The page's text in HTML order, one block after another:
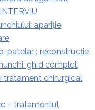
apariție,
patelar : reconstrucție
ghid complet
tratament chirurgical
– tratamentul